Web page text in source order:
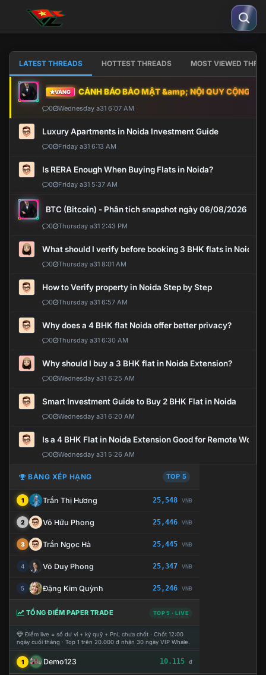
LATEST THREADS HOTTEST THREADS MOST VIEWED
VÀNG CẢNH BÁO BẢO MẬT &amp; NỘI QUY CỘNG
0 Wednesday a31 6:07 AM
Luxury Apartments in Noida Investment Guide
0 Friday a31 6:13 AM
Is RERA Enough When Buying Flats in Noida?
0 Friday a31 5:37 AM
BTC (Bitcoin) - Phân tích snapshot ngày 06/08/2026
0 Thursday a31 2:43 PM
What should I verify before booking 3 BHK flats in Noida?
0 Thursday a31 8:01 AM
How to Verify property in Noida Step by Step
0 Thursday a31 6:57 AM
Why does a 4 BHK flat Noida offer better privacy?
0 Thursday a31 6:30 AM
Why should I buy a 3 BHK flat in Noida Extension?
0 Wednesday a31 6:25 AM
Smart Investment Guide to Buy 2 BHK Flat in Noida
0 Wednesday a31 6:20 AM
Is a 4 BHK Flat in Noida Extension Good for Remote Work?
0 Wednesday a31 5:26 AM
BẢNG XẾP HẠNG TOP 5
1 Trần Thị Hương 25,548 VNĐ
2 Võ Hữu Phong 25,446 VNĐ
3 Trần Ngọc Hà 25,445 VNĐ
4 Võ Duy Phong 25,347 VNĐ
5 Đặng Kim Quỳnh 25,246 VNĐ
TỔNG ĐIỂM PAPER TRADE TOP 5 · LIVE
Điểm live = số dư ví + ký quỹ + PnL chưa chốt · Chốt 12:00
ngày cuối tháng · Top 1 trên 20.000 đ nhận 30 ngày VIP Whale.
1 Demo123 10.115 đ